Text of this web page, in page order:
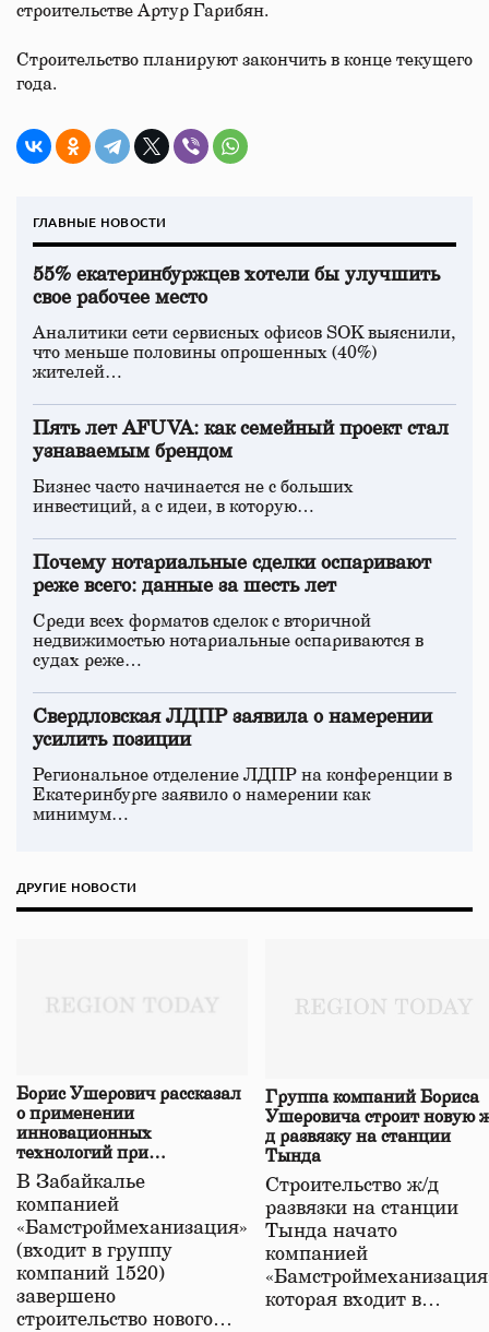
строительстве Артур Гарибян.
Строительство планируют закончить в конце текущего
года.
ГЛАВНЫЕ НОВОСТИ
55% екатеринбуржцев хотели бы улучшить
свое рабочее место
Аналитики сети сервисных офисов SOK выяснили,
что меньше половины опрошенных (40%)
жителей…
Пять лет AFUVA: как семейный проект стал
узнаваемым брендом
Бизнес часто начинается не с больших
инвестиций, а с идеи, в которую…
Почему нотариальные сделки оспаривают
реже всего: данные за шесть лет
Среди всех форматов сделок с вторичной
недвижимостью нотариальные оспариваются в
судах реже…
Свердловская ЛДПР заявила о намерении
усилить позиции
Региональное отделение ЛДПР на конференции в
Екатеринбурге заявило о намерении как
минимум…
ДРУГИЕ НОВОСТИ
Борис Ушерович рассказал
о применении
инновационных
технологий при
строительстве нового моста
в Забайкалье
В Забайкалье
компанией
«Бамстроймеханизация»
(входит в группу
компаний 1520)
завершено
строительство нового…
Группа компаний Бориса
Ушеровича строит новую
д развязку на станции
Тында
Строительство ж/д
развязки на станции
Тында начато
компанией
которая входит в…